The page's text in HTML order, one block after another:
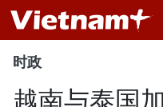
时政
越南与泰国